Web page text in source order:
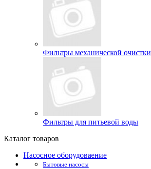
Фильтры механической очистки
Фильтры для питьевой воды
Каталог товаров
Насосное оборудоваение
Бытовые насосы